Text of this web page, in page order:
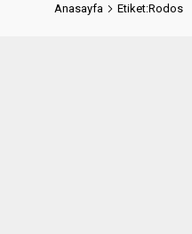
Anasayfa Etiket:Rodos